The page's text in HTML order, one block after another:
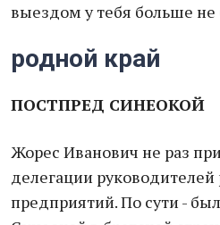
выездом у тебя больше
родной край
ПОСТПРЕД СИНЕОКОЙ
Жорес Иванович не раз
делегации руководителей
предприятий. По сути -